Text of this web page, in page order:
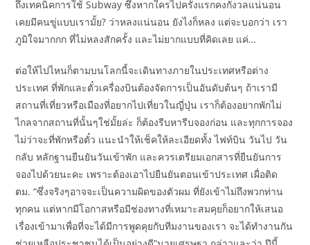
ถึงเทคนิคการใช้ Subway ซึ่งหากใครไปครั้งแรกคงกังวลแน่นอน
เคยมีคนขู่แบบเรามั้ย? ว่าหลงแน่นอน ยังไงก็หลง แต่จะบอกว่า เรา
ภูมิใจมากกก ที่ไม่หลงสักครั้ง และไม่ยากแบบที่คิดเลย แค่…
ต่อให้ไปไหนก็ตามบนโลกนี้จะเดินทางภายในประเทศหรือต่าง
ประเทศ ที่พักและตั๋วเครื่องบินต้องจัดการเป็นอันดับต้นๆ ถ้าเรามี
สถานที่เที่ยวหรือเมืองที่อยากไปเที่ยวในญี่ปุ่น เราก็ต้องอยากพักไม่
ไกลจากสถานที่นั้นๆใช่มั้ยล่ะ ก็ต้องรีบหารีบจองก่อน และทุกการจอง
ไม่ว่าจะที่พักหรือตั๋ว แนะนำให้เช็คให้ละเอียดทั้ง ไฟท์บิน วันไป วัน
กลับ หลักฐานยืนยันวันเข้าพัก และควรเตรียมเอกสารที่ยืนยันการ
จองไปด้วยนะคะ เพราะต้องเอาไปยืนยันตอนเข้าประเทศ เผื่อติด
ตม. “ซึ่งจริงๆอาจจะเป็นความผิดของตัวผม ที่ยังเข้าไม่ถึงพวกท่าน
ทุกคน แต่หากมีโอกาสหรือมีช่องทางที่เหมาะสมคุยก็อยากให้เสนอ
เรื่องเข้ามาเพื่อที่จะได้มีการพูดคุยกับทีมงานของเรา จะได้ทำงานกัน